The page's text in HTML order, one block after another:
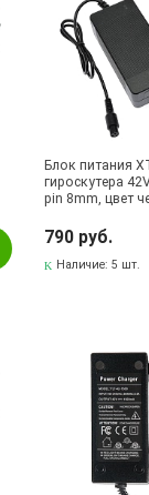
Блок питания
гироскутера
pin 8mm, цвет
790 руб.
Наличие:5 шт.